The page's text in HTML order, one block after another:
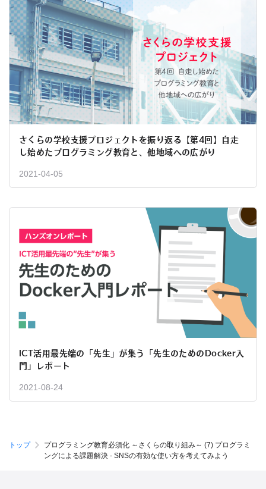
さくらの学校支援プロジェクトを振り返る【第4回】自走
し始めたプログラミング教育と、他地域への広がり
2021-04-05
ICT活用最先端の「先生」が集う「先生のためのDocker入
門」レポート
2021-08-24
トップ
プログラミング教育必須化 ～さくらの取り組み～ (7) プログラミ
ングによる課題解決 - SNSの有効な使い方を考えてみよう